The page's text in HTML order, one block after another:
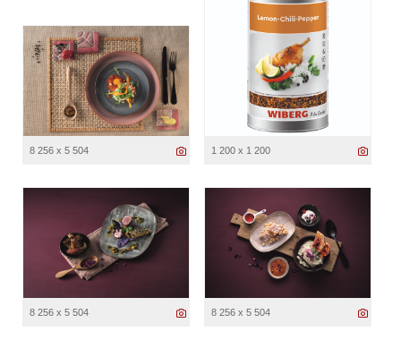
8 256 x 5 504 1 200 x 1 200
8 256 x 5 504 8 256 x 5 504